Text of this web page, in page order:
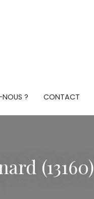
? CONTACT
(13160)